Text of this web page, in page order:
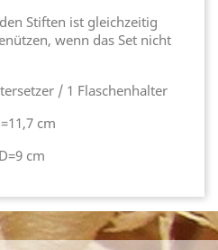
Stiften ist gleichzeitig
wenn das Set nicht
/ 1 Flaschenhalter
cm
cm